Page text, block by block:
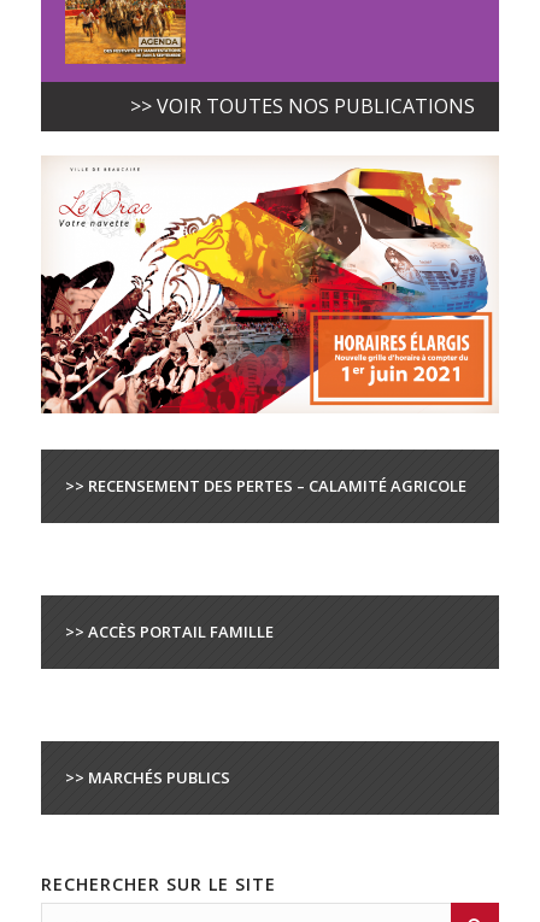
>> VOIR TOUTES NOS PUBLICATIONS
>> RECENSEMENT DES PERTES – CALAMITÉ AGRICOLE
>> ACCÈS PORTAIL FAMILLE
>> MARCHÉS PUBLICS
RECHERCHER SUR LE SITE